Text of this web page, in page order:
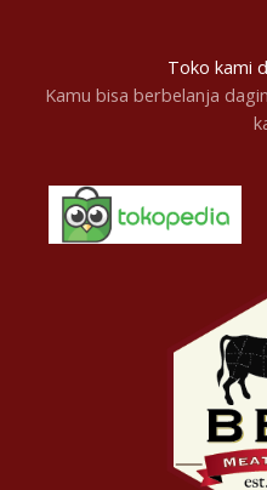
Toko kami
Kamu bisa berbelanja